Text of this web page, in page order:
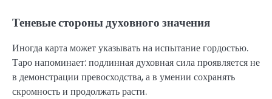
Теневые стороны духовного значения
Иногда карта может указывать на испытание гордостью.
Таро напоминает: подлинная духовная сила проявляется не
в демонстрации превосходства, а в умении сохранять
скромность и продолжать расти.